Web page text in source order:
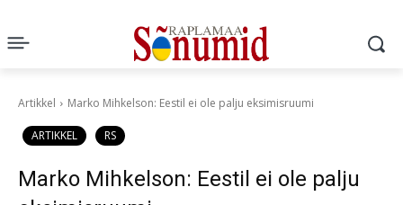
Artikkel Marko Mihkelson: Eestil ei ole palju eksimisruumi
ARTIKKEL RS
Marko Mihkelson: Eestil ei ole palju